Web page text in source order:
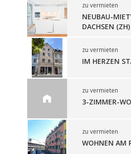
zu vermieten
NEUBAU-
DACHSEN (ZH)
zu vermieten
IM HERZEN
zu vermieten
3-ZIMMER-
zu vermieten
WOHNEN AM